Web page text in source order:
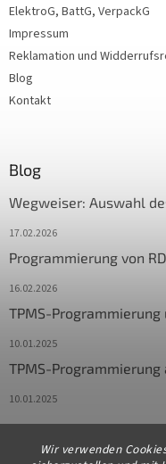
Wir verwenden
ElektroG, BattG, VerpackG
Impressum
Reklamation und
Blog
Kontakt
Blog
Wegweiser: Auswahl
17.02.2026
Programmierung von
16.02.2026
TPMS-Programmierung
10.01.2025
TPMS-
10.01.2025
Kontakt